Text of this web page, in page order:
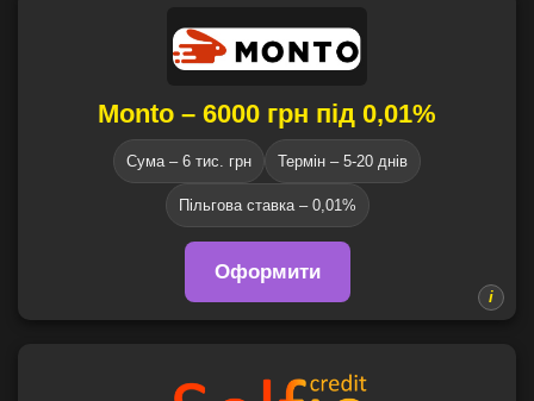
Monto – 6000 грн під 0,01%
Сума – 6 тис. грн Термін – 5-20 днів
Пільгова ставка – 0,01%
Оформити